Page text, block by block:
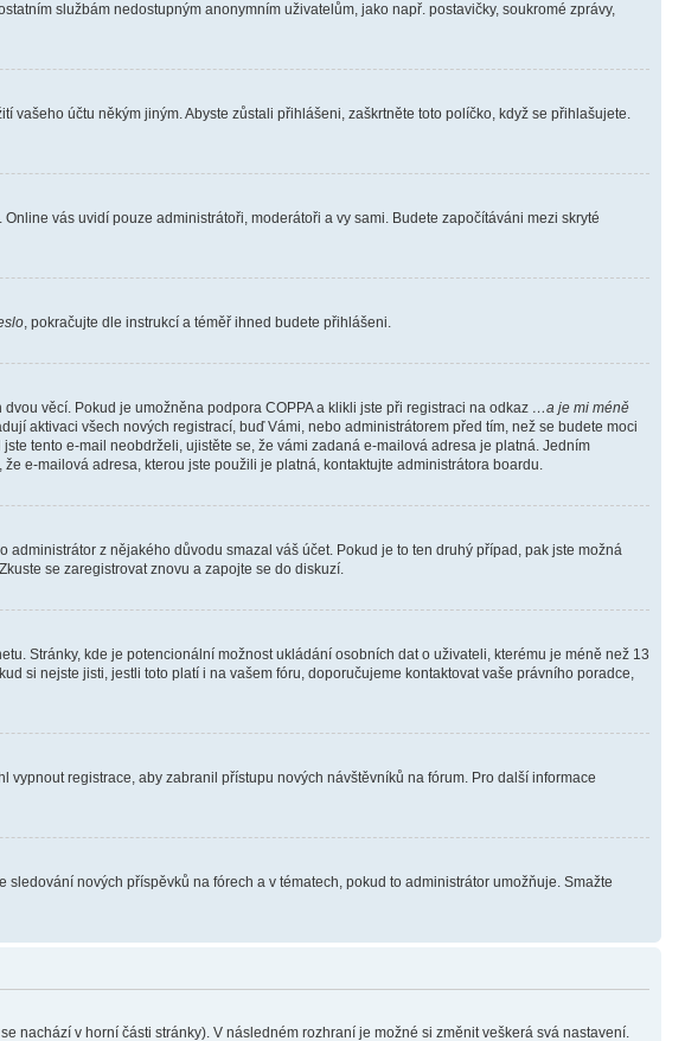
službám nedostupným anonymním uživatelům, jako např. postavičky, soukromé zprávy,
vašeho účtu někým jiným. Abyste zůstali přihlášeni, zaškrtněte toto políčko, když se přihlašujete.
Online vás uvidí pouze administrátoři, moderátoři a vy sami. Budete započítáváni mezi skryté
, pokračujte dle instrukcí a téměř ihned budete přihlášeni.
věcí. Pokud je umožněna podpora COPPA a klikli jste při registraci na odkaz …a je mi méně
aktivaci všech nových registrací, buď Vámi, nebo administrátorem před tím, než se budete moci
tento e-mail neobdrželi, ujistěte se, že vámi zadaná e-mailová adresa je platná. Jedním
e-mailová adresa, kterou jste použili je platná, kontaktujte administrátora boardu.
z nějakého důvodu smazal váš účet. Pokud je to ten druhý případ, pak jste možná
se zaregistrovat znovu a zapojte se do diskuzí.
Stránky, kde je potencionální možnost ukládání osobních dat o uživateli, kterému je méně než 13
si nejste jisti, jestli toto platí i na vašem fóru, doporučujeme kontaktovat vaše právního poradce,
registrace, aby zabranil přístupu nových návštěvníků na fórum. Pro další informace
nových příspěvků na fórech a v tématech, pokud to administrátor umožňuje. Smažte
nachází v horní části stránky). V následném rozhraní je možné si změnit veškerá svá nastavení.